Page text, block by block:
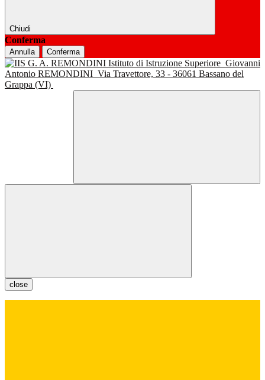
Chiudi
Conferma
Annulla Conferma
Istituto di Istruzione Superiore Giovanni
Antonio REMONDINI Via Travettore, 33 - 36061 Bassano del
Grappa (VI)
close